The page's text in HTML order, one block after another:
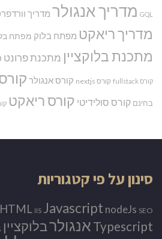
GQL מדריך אנגולר מדריך
מדריך ריאקט מפתח בלוק מפתח
מתכנת בלוקציין מתכנת פרונט
קורס fullstack קורס nextjs קורס אנגולר
בחינם קורס סולידיטי קורס ריאקט
סינון על פי קטגוריות
HTML IIS Javascript nodeJs SEO
Typescript אנגולרבלוקציין